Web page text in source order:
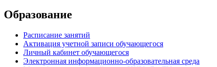
Образование
Расписание занятий
Активация учетной записи обучающегося
Личный кабинет обучающегося
Электронная информационно-образовательная среда